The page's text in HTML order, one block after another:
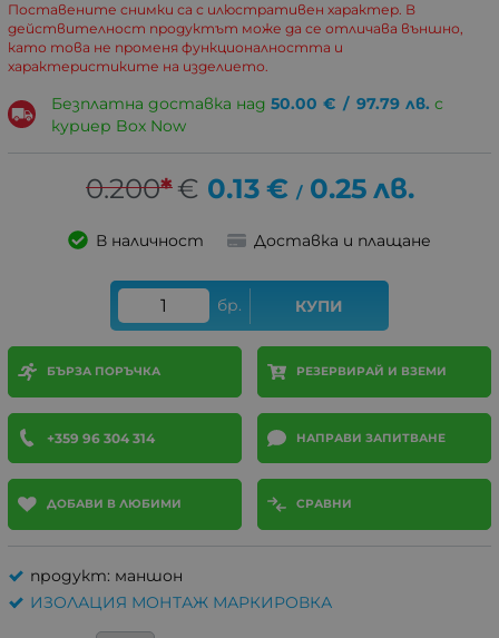
Поставените снимки са с илюстративен характер. В
действителност продуктът може да се отличава външно,
като това не променя функционалността и
характеристиките на изделието.
Безплатна доставка над 50.00 € / 97.79 лв. с
куриер Box Now
0.200*€ 0.13 € / 0.25 лв.
В наличност Доставка и плащане
бр. КУПИ
БЪРЗА ПОРЪЧКА РЕЗЕРВИРАЙ И ВЗЕМИ
+359 96 304 314 НАПРАВИ ЗАПИТВАНЕ
ДОБАВИ В ЛЮБИМИ СРАВНИ
продукт: маншон
ИЗОЛАЦИЯ МОНТАЖ МАРКИРОВКА